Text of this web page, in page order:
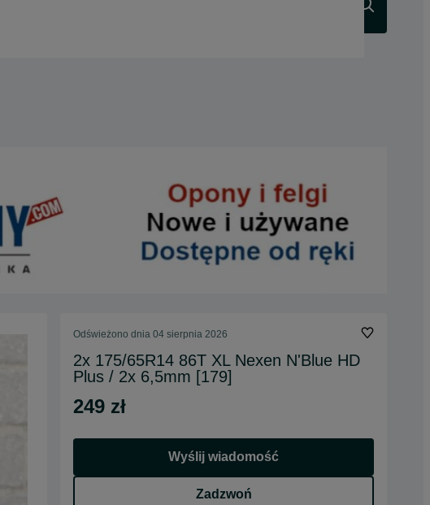
Odświeżono dnia 04 sierpnia 2026
2x 175/65R14 86T XL Nexen N'Blue HD
Plus / 2x 6,5mm [179]
249 zł
Wyślij wiadomość
Zadzwoń